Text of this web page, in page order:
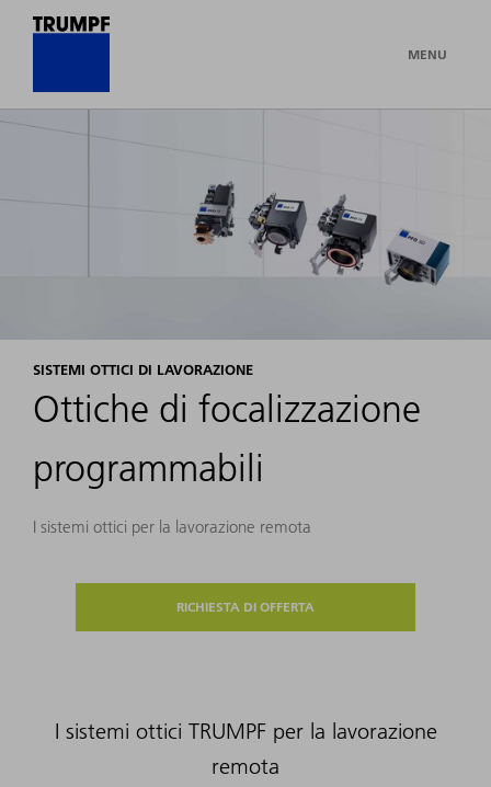
MENU
SISTEMI OTTICI DI LAVORAZIONE
Ottiche di focalizzazione
programmabili
I sistemi ottici per la lavorazione remota
RICHIESTA DI OFFERTA
I sistemi ottici TRUMPF per la lavorazione
remota